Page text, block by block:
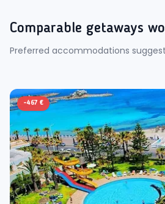
Comparable getaways
Preferred accommodations
-467 €